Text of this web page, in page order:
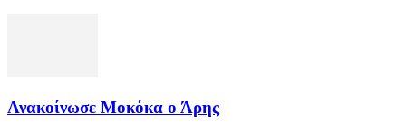
Ανακοίνωσε Μοκόκα ο Άρης